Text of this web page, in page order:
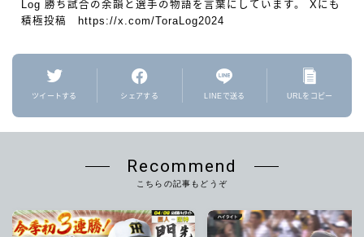
Log 勝ち試合の余韻と選手の物語を言葉にしています。 Xにも
積極投稿 https://x.com/ToraLog2024
ツイートする シェアする LINEで送る URLをコピー
Recommend
こちらの記事もどうぞ